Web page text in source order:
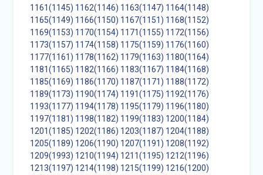
1161(1145) 1162(1146) 1163(1147) 1164(1148)
1165(1149) 1166(1150) 1167(1151) 1168(1152)
1169(1153) 1170(1154) 1171(1155) 1172(1156)
1173(1157) 1174(1158) 1175(1159) 1176(1160)
1177(1161) 1178(1162) 1179(1163) 1180(1164)
1181(1165) 1182(1166) 1183(1167) 1184(1168)
1185(1169) 1186(1170) 1187(1171) 1188(1172)
1189(1173) 1190(1174) 1191(1175) 1192(1176)
1193(1177) 1194(1178) 1195(1179) 1196(1180)
1197(1181) 1198(1182) 1199(1183) 1200(1184)
1201(1185) 1202(1186) 1203(1187) 1204(1188)
1205(1189) 1206(1190) 1207(1191) 1208(1192)
1209(1993) 1210(1194) 1211(1195) 1212(1196)
1213(1197) 1214(1198) 1215(1199) 1216(1200)